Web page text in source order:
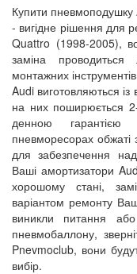
Купити
- вигідне рішення для
Quattro (1998-2005),
заміна
монтажних
Audi виготовляються із
на них поширюється
денною
пневморесорах обжаті
для забезпечення
Ваші амортизатори
хорошому стані,
варіантом ремонту
виникли питання
пневмобаллону,
Pnevmoclub, вони
вибір.